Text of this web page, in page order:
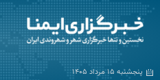
پنجشنبه ۱۵ مرداد ۱۴۰۵